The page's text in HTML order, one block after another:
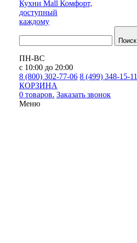
Кухни Mall Комфорт,
доступный
каждому
Поиск
ПН-ВС
с 10:00 до 20:00
8 (800) 302-77-06 8 (499) 348-15-11
КОРЗИНА
0 товаров. Заказать звонок
Меню